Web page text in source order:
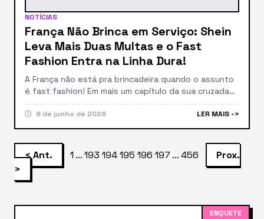
NOTÍCIAS
França Não Brinca em Serviço: Shein
Leva Mais Duas Multas e o Fast
Fashion Entra na Linha Dura!
A França não está pra brincadeira quando o assunto
é fast fashion! Em mais um capítulo da sua cruzada
contra as gigantes chinesas do varejo ultrarrápido, o
governo francês aplicou mais duas novas multas à
Shein, mostrando que a resistência por lá está mais
linha-dura do […]
8 de junho de 2026 LER MAIS ->
Paginação
de
posts
< Ant. 1 …193 194195 196 197 …456
Prox.
>
ENQUETE